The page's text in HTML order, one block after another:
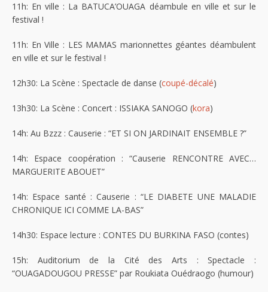
11h: En ville : La BATUCA’OUAGA déambule en ville et sur le
festival !
11h: En Ville : LES MAMAS marionnettes géantes déambulent
en ville et sur le festival !
12h30: La Scène : Spectacle de danse (coupé-décalé)
13h30: La Scène : Concert : ISSIAKA SANOGO (kora)
14h: Au Bzzz : Causerie : “ET SI ON JARDINAIT ENSEMBLE ?”
14h: Espace coopération : “Causerie RENCONTRE AVEC…
MARGUERITE ABOUET”
14h: Espace santé : Causerie : “LE DIABETE UNE MALADIE
CHRONIQUE ICI COMME LA-BAS”
14h30: Espace lecture : CONTES DU BURKINA FASO (contes)
15h: Auditorium de la Cité des Arts : Spectacle :
“OUAGADOUGOU PRESSE” par Roukiata Ouédraogo (humour)